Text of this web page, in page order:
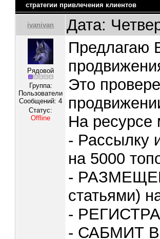
стратегии привлечения клиентов
ivanivan Дата:
Рядовой
Группа:
Пользователи
Сообщений:4
Статус:
Offline
Это
На ресурсе
- Рассылку
на 5000
-
статьями)
-
- САБМИТ